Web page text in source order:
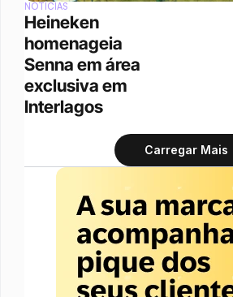
NOTÍCIAS
Heineken
homenageia
Senna em área
exclusiva em
Interlagos
Carregar Mais